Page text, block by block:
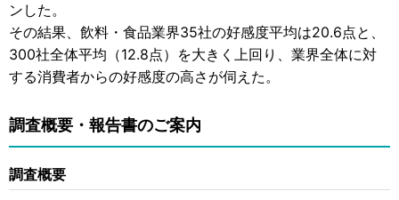
ンした。
その結果、飲料・食品業界35社の好感度平均は20.6点と、
300社全体平均（12.8点）を大きく上回り、業界全体に対
する消費者からの好感度の高さが伺えた。
調査概要・報告書のご案内
調査概要